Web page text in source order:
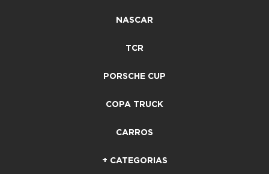
NASCAR
TCR
PORSCHE CUP
COPA TRUCK
CARROS
+ CATEGORIAS